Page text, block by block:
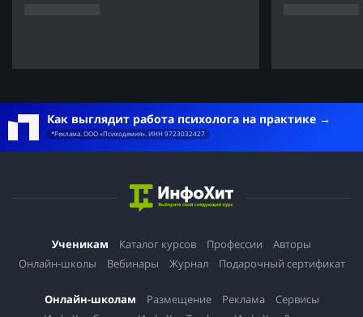
Как выглядит работа психолога на практике
*Реклама. ООО «Психодемия». ИНН 9723032427
Ученикам Каталог курсов Профессии
Авторы
Онлайн-школы
Вебинары Журнал Подарочный сертификат
Онлайн-школам Размещение Реклама
Сервисы